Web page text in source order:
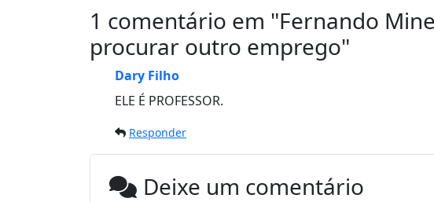
1 comentário em "Fernando
procurar outro emprego"
Dary Filho
ELE É PROFESSOR.
Responder
Deixe um comentário